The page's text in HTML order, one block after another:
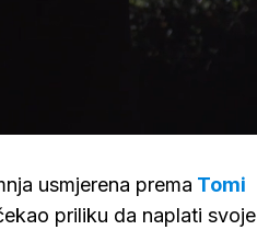
usmjerena prema Tomi
priliku da naplati svoje